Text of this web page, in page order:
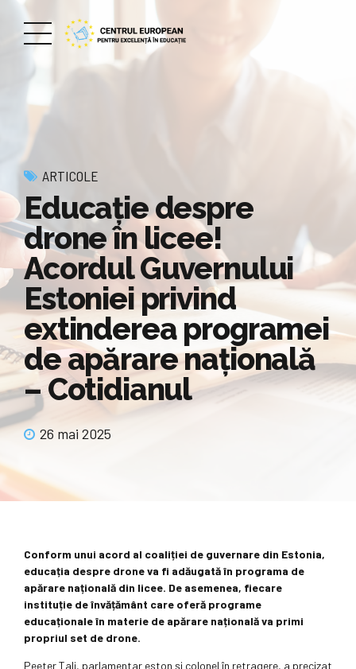
ARTICOLE
Educație despre
drone în licee!
Acordul Guvernului
Estoniei privind
extinderea programei
de apărare națională
– Cotidianul
26 mai 2025
Conform unui acord al coaliției de guvernare din Estonia,
educația despre drone va fi adăugată în programa de
apărare națională din licee. De asemenea, fiecare
instituție de învățământ care oferă programe
educaționale în materie de apărare națională va primi
propriul set de drone.
Peeter Tali, parlamentar eston și colonel în retragere, a precizat